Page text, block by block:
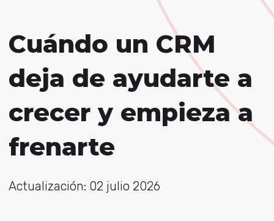
Cuándo un CRM
deja de ayudarte a
crecer y empieza a
frenarte
Actualización: 02 julio 2026